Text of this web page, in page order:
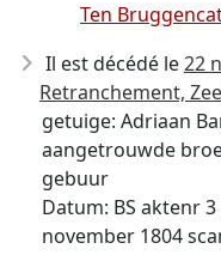
Ten
Il est décédé le22
Retranchement,
getuige: Adriaan
aangetrouwde
gebuur
Datum: BS aktenr
november 1804